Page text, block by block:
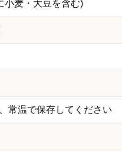
小麦・大豆を含む)
常温で保存してください